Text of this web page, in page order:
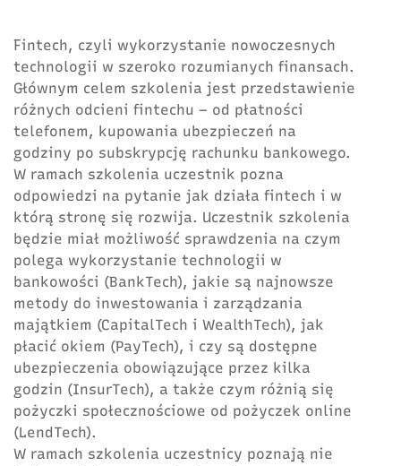
Fintech, czyli wykorzystanie nowoczesnych
technologii w szeroko rozumianych finansach.
Głównym celem szkolenia jest przedstawienie
różnych odcieni fintechu – od płatności
telefonem, kupowania ubezpieczeń na
godziny po subskrypcję rachunku bankowego.
W ramach szkolenia uczestnik pozna
odpowiedzi na pytanie jak działa fintech i w
którą stronę się rozwija. Uczestnik szkolenia
będzie miał możliwość sprawdzenia na czym
polega wykorzystanie technologii w
bankowości (BankTech), jakie są najnowsze
metody do inwestowania i zarządzania
majątkiem (CapitalTech i WealthTech), jak
płacić okiem (PayTech), i czy są dostępne
ubezpieczenia obowiązujące przez kilka
godzin (InsurTech), a także czym różnią się
pożyczki społecznościowe od pożyczek online
(LendTech).
W ramach szkolenia uczestnicy poznają nie